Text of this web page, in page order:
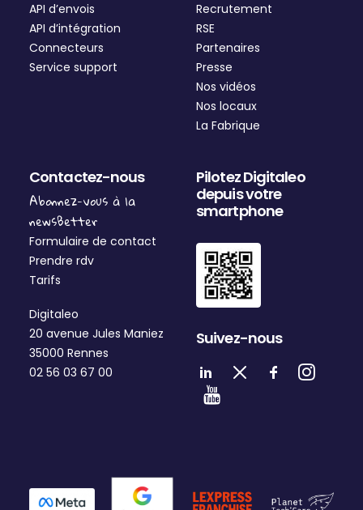
API d’envois
API d’intégration
Connecteurs
Service support
Recrutement
RSE
Partenaires
Presse
Nos vidéos
Nos locaux
La Fabrique
Contactez-nous
Abonnez-vous à la
newsBetter
Formulaire de contact
Prendre rdv
Tarifs
Digitaleo
20 avenue Jules Maniez
35000 Rennes
02 56 03 67 00
Pilotez Digitaleo
depuis votre
smartphone
Suivez-nous